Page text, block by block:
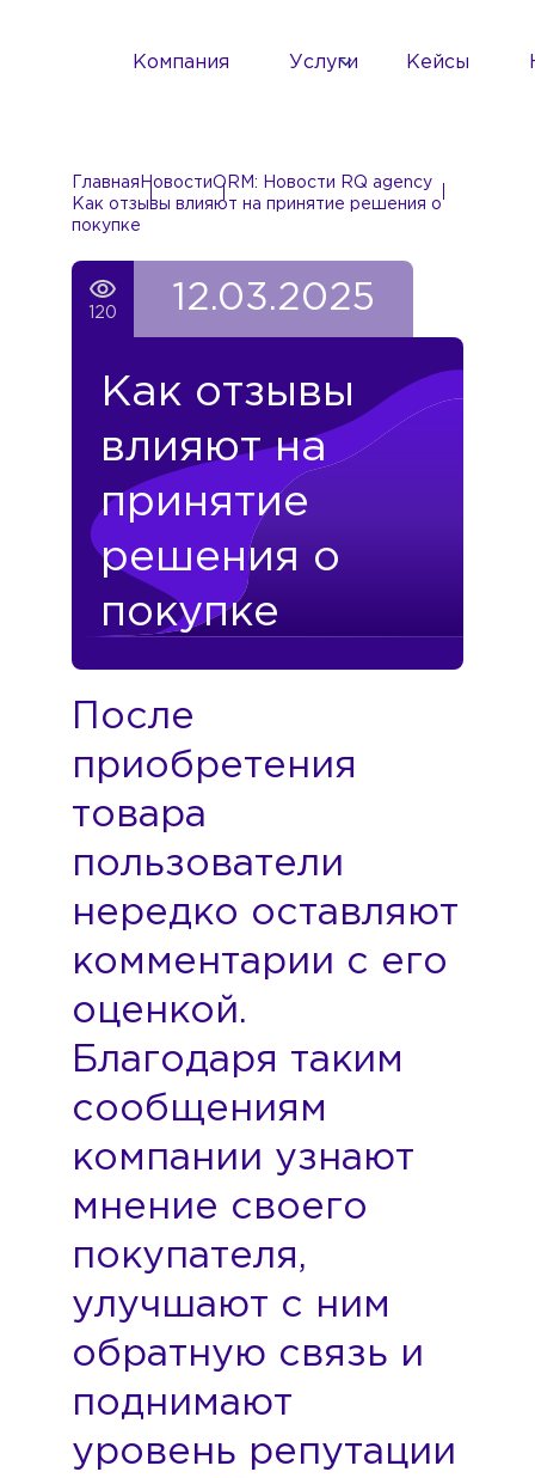
Компания Услуги Кейсы
Главная НовостиORM: Новости RQ agency
Как отзывы влияют на принятие решения о
покупке
120 12.03.2025
Как отзывы
влияют на
принятие
решения о
покупке
После
приобретения
товара
пользователи
нередко оставляют
комментарии с его
оценкой.
Благодаря таким
сообщениям
компании узнают
мнение своего
покупателя,
улучшают с ним
обратную связь и
поднимают
уровень репутации